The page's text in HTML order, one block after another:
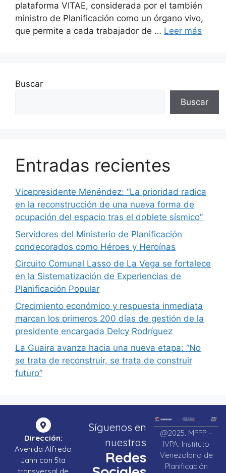
plataforma VITAE, considerada por el también
ministro de Planificación como un órgano vivo,
que permite a cada trabajador de … Leer más
Buscar
Buscar
Entradas recientes
Vicepresidente Menéndez: “La prioridad radica
en la reconstrucción de una nueva forma de
ocupación del espacio tras el doblete sísmico”
Servidores del Ministerio de Planificación
condecorados como Héroes y Heroínas
Circuito Comunal Lasso de La Vega se fortalece
en la Sistematización de Experiencias de
Planificación Popular
Crecimiento económico y respuesta inmediata
marcan los primeros 200 días de gestión de la
presidente encargada Delcy Rodríguez
La Guaira avanza hacia una nueva etapa: “No
se trata de reconstruir, se trata de construir
futuro”
Dirección:
Avenida Alfredo
Jahn con 5ta
Síguenos en
nuestras
Redes
@2025. MPPP –
IVPA. Instituto
Venezolano de
Planificación